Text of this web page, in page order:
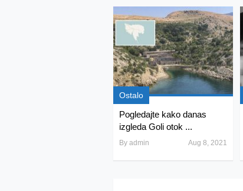
Ostalo
Pogledajte kako danas
izgleda Goli otok ...
By admin Aug 8, 2021